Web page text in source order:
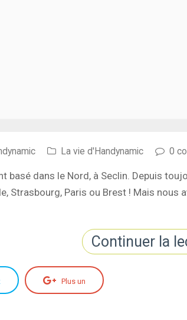
La vie d'Handynamic 0
basé dans le Nord, à Seclin. Depuis
Strasbourg, Paris ou Brest ! Mais
Continuer la
Plus un